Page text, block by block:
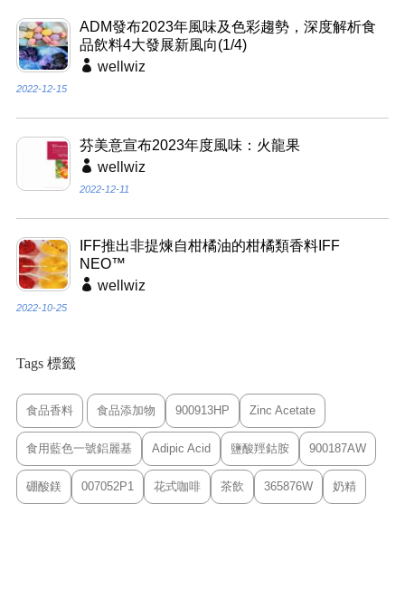
ADM發布2023年風味及色彩趨勢，深度解析食
品飲料4大發展新風向(1/4)
wellwiz
2022-12-15
芬美意宣布2023年度風味：火龍果
wellwiz
2022-12-11
IFF推出非提煉自柑橘油的柑橘類香料IFF
NEO™
wellwiz
2022-10-25
Tags 標籤
食品香料 食品添加物 900913HP Zinc Acetate
食用藍色一號鋁麗基 Adipic Acid 鹽酸羥鈷胺 900187AW
硼酸鎂 007052P1 花式咖啡 茶飲 365876W 奶精